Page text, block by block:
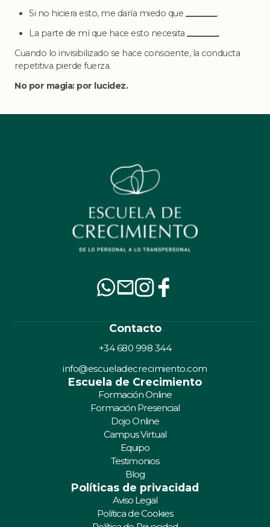
Si no hiciera esto, me daría miedo que ________.
La parte de mí que hace esto necesita ________.
Cuando lo invisibilizado se hace consciente, la conducta
repetitiva pierde fuerza.
No por magia: por lucidez.
Contacto
+34 680 998 344
info@escueladecrecimiento.com
Escuela de Crecimiento
Formación Online
Formación Presencial
Dojo Online
Campus Virtual
Equipo
Testimonios
Blog
Políticas de privacidad
Aviso Legal
Política de Cookies